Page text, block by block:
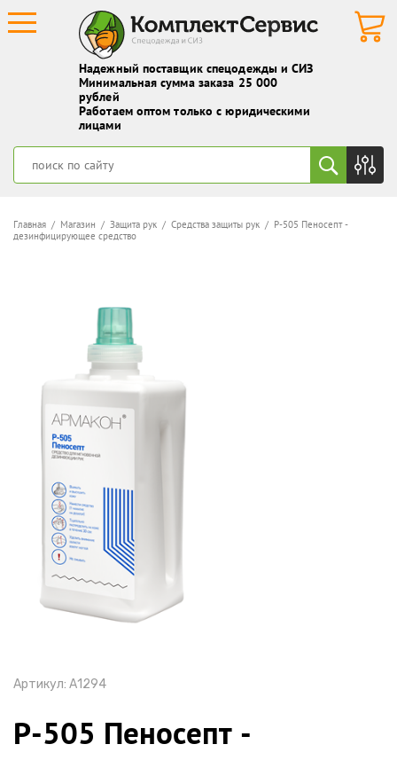
Надежный поставщик спецодежды и СИЗ
Минимальная сумма заказа 25 000
рублей
Работаем оптом только с юридическими
лицами
Главная / Магазин / Защита рук / Средства защиты рук / Р-505 Пеносепт -
дезинфицирующее средство
Артикул: А1294
Р-505 Пеносепт -